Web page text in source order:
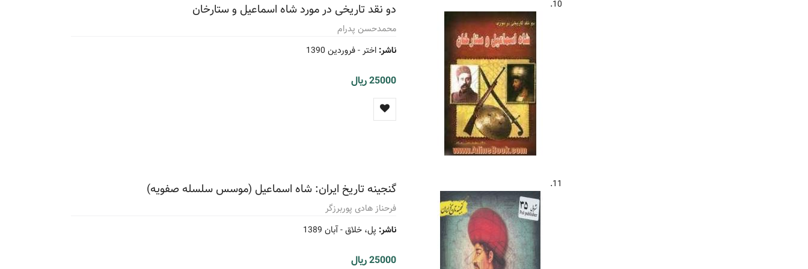
10. دو نقد تاریخی در مورد شاه اسماعیل و ستارخان
محمدحسن پدرام
ناشر: اختر -فروردین 1390
25000 ریال
11. گنجینه تاریخ ایران: شاه اسماعیل (موسس سلسله صفویه)
فرحناز هادی پوربرزگر
ناشر: پل، خلاق -آبان 1389
25000 ریال